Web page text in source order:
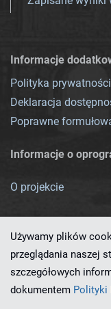
Informacje
Polityka prywatności
Deklaracja
Poprawne
Informacje o
O projekcie
Ten serwis działa
Używamy plików
przeglądania naszej
szczegółowych
dokumentem Polityki